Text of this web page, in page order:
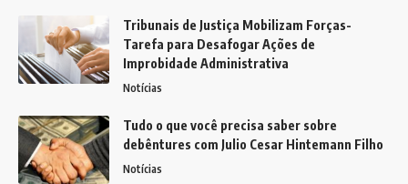
Tribunais de Justiça Mobilizam Forças-
Tarefa para Desafogar Ações de
Improbidade Administrativa
Notícias
Tudo o que você precisa saber sobre
debêntures com Julio Cesar Hintemann Filho
Notícias